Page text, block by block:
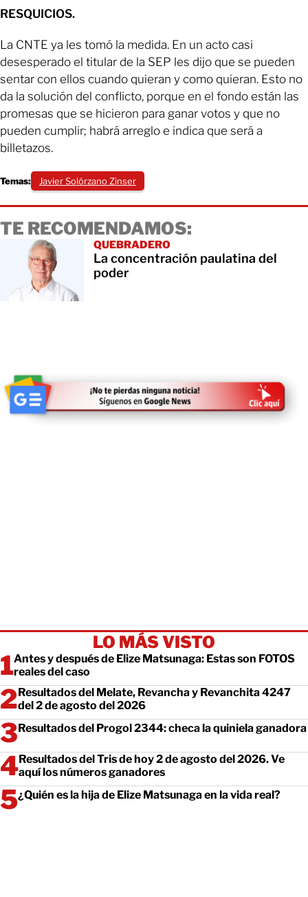
RESQUICIOS.
La CNTE ya les tomó la medida. En un acto casi
desesperado el titular de la SEP les dijo que se pueden
sentar con ellos cuando quieran y como quieran. Esto no
da la solución del conflicto, porque en el fondo están las
promesas que se hicieron para ganar votos y que no
pueden cumplir; habrá arreglo e indica que será a
billetazos.
Temas: Javier Solórzano Zinser
TE RECOMENDAMOS:
QUEBRADERO
La concentración paulatina del
poder
LO MÁS VISTO
Antes y después de Elize Matsunaga: Estas son FOTOS
reales del caso
Resultados del Melate, Revancha y Revanchita 4247
del 2 de agosto del 2026
Resultados del Progol 2344: checa la quiniela ganadora
Resultados del Tris de hoy 2 de agosto del 2026. Ve
aquí los números ganadores
¿Quién es la hija de Elize Matsunaga en la vida real?